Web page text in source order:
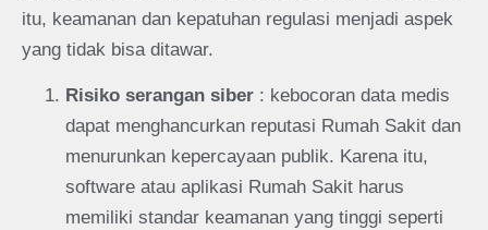
itu, keamanan dan kepatuhan regulasi menjadi aspek
yang tidak bisa ditawar.
Risiko serangan siber : kebocoran data medis
dapat menghancurkan reputasi Rumah Sakit dan
menurunkan kepercayaan publik. Karena itu,
software atau aplikasi Rumah Sakit harus
memiliki standar keamanan yang tinggi seperti